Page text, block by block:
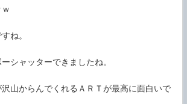
ね。
シャッターできましたね。
山からんでくれるＡＲＴが最高に面白いで